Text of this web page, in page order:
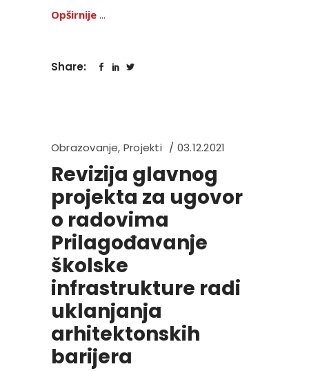
Opširnije
Share:
Obrazovanje, Projekti 03.12.2021
Revizija glavnog
projekta za ugovor
o radovima
Prilagođavanje
školske
infrastrukture radi
uklanjanja
arhitektonskih
barijera